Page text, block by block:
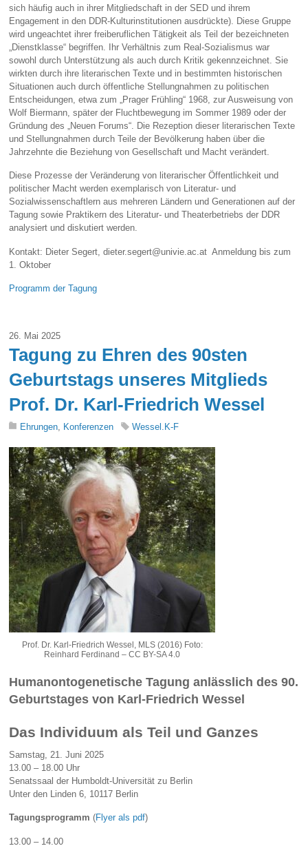
sich häufig auch in ihrer Mitgliedschaft in der SED und ihrem
Engagement in den DDR-Kulturinstitutionen ausdrückte). Diese Gruppe
wird ungeachtet ihrer freiberuflichen Tätigkeit als Teil der bezeichneten
„Dienstklasse“ begriffen. Ihr Verhältnis zum Real-Sozialismus war
sowohl durch Unterstützung als auch durch Kritik gekennzeichnet. Sie
wirkten durch ihre literarischen Texte und in bestimmten historischen
Situationen auch durch öffentliche Stellungnahmen zu politischen
Entscheidungen, etwa zum „Prager Frühling“ 1968, zur Ausweisung von
Wolf Biermann, später der Fluchtbewegung im Sommer 1989 oder der
Gründung des „Neuen Forums“. Die Rezeption dieser literarischen Texte
und Stellungnahmen durch Teile der Bevölkerung haben über die
Jahrzehnte die Beziehung von Gesellschaft und Macht verändert.
Diese Prozesse der Veränderung von literarischer Öffentlichkeit und
politischer Macht werden exemplarisch von Literatur- und
Sozialwissenschaftlern aus mehreren Ländern und Generationen auf der
Tagung sowie Praktikern des Literatur- und Theaterbetriebs der DDR
analysiert und diskutiert werden.
Kontakt: Dieter Segert, dieter.segert@univie.ac.at Anmeldung bis zum
1. Oktober
Programm der Tagung
26. Mai 2025
Tagung zu Ehren des 90sten
Geburtstags unseres Mitglieds
Prof. Dr. Karl-Friedrich Wessel
Ehrungen, Konferenzen Wessel.K-F
Prof. Dr. Karl-Friedrich Wessel, MLS (2016) Foto:
Reinhard Ferdinand – CC BY-SA 4.0
Humanontogenetische Tagung anlässlich des 90.
Geburtstages von Karl-Friedrich Wessel
Das Individuum als Teil und Ganzes
Samstag, 21. Juni 2025
13.00 – 18.00 Uhr
Senatssaal der Humboldt-Universität zu Berlin
Unter den Linden 6, 10117 Berlin
Tagungsprogramm (Flyer als pdf)
13.00 – 14.00